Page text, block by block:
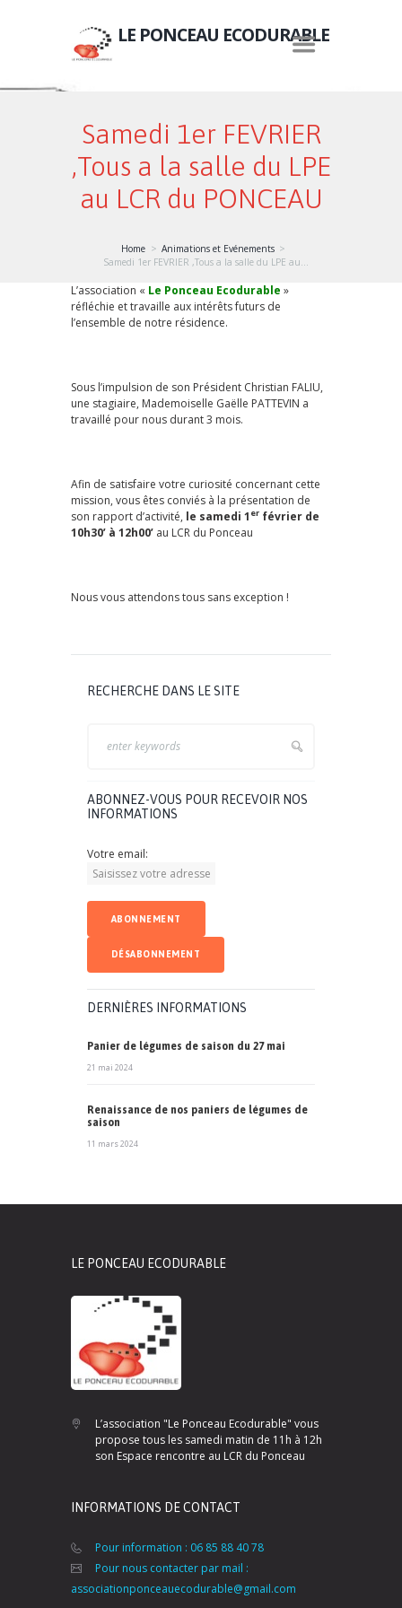
LE PONCEAU ECODURABLE
Samedi 1er FEVRIER
,Tous a la salle du LPE
au LCR du PONCEAU
Home
Animations et Evénements
Samedi 1er FEVRIER ,Tous a la salle du LPE au...
L’association « Le Ponceau Ecodurable »
réfléchie et travaille aux intérêts futurs de
l’ensemble de notre résidence.
Sous l’impulsion de son Président Christian FALIU,
une stagiaire, Mademoiselle Gaëlle PATTEVIN a
travaillé pour nous durant 3 mois.
Afin de satisfaire votre curiosité concernant cette
mission, vous êtes conviés à la présentation de
son rapport d’activité, le samedi 1 er février de
10h30’ à 12h00’ au LCR du Ponceau
Nous vous attendons tous sans exception !
RECHERCHE DANS LE SITE
ABONNEZ-VOUS POUR RECEVOIR NOS
INFORMATIONS
Votre email:
DERNIÈRES INFORMATIONS
Panier de légumes de saison du 27 mai
21 mai 2024
Renaissance de nos paniers de légumes de
saison
11 mars 2024
LE PONCEAU ECODURABLE
L’association "Le Ponceau Ecodurable" vous
propose tous les samedi matin de 11h à 12h
son Espace rencontre au LCR du Ponceau
INFORMATIONS DE CONTACT
Pour information : 06 85 88 40 78
Pour nous contacter par mail :
associationponceauecodurable@gmail.com